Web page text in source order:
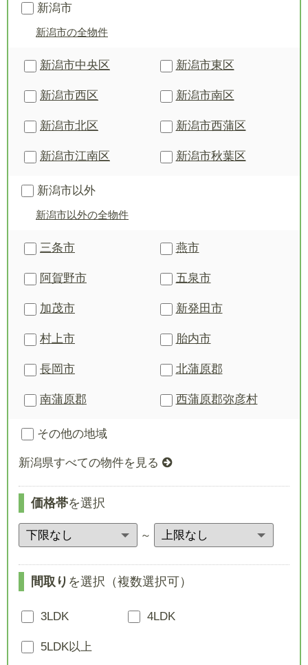
新潟市
新潟市の全物件
新潟市中央区 新潟市東区
新潟市西区 新潟市南区
新潟市北区 新潟市西蒲区
新潟市江南区 新潟市秋葉区
新潟市以外
新潟市以外の全物件
三条市 燕市
阿賀野市 五泉市
加茂市 新発田市
村上市 胎内市
長岡市 北蒲原郡
南蒲原郡 西蒲原郡弥彦村
その他の地域
新潟県すべての物件を見る
価格帯を選択
～
間取り を選択（複数選択可）
3LDK 4LDK
5LDK以上